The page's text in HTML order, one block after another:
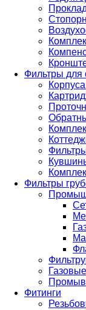
Фильтры для
Фильтры
Газовые
Фитинги